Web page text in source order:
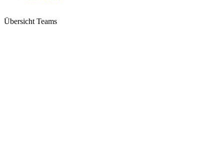
Übersicht Teams